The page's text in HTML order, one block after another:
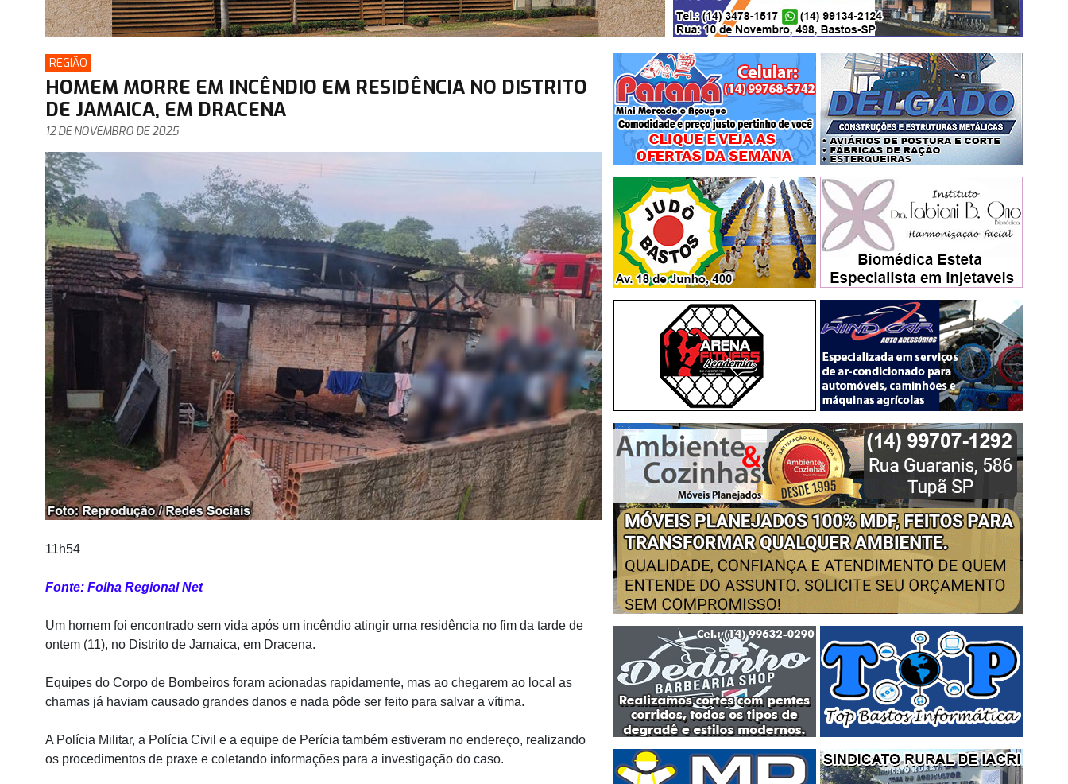
REGIÃO
HOMEM MORRE EM INCÊNDIO EM RESIDÊNCIA NO DISTRITO
DE JAMAICA, EM DRACENA
12 DE NOVEMBRO DE 2025
11h54
Fonte: Folha Regional Net
Um homem foi encontrado sem vida após um incêndio atingir uma residência no fim da tarde de
ontem (11), no Distrito de Jamaica, em Dracena.
Equipes do Corpo de Bombeiros foram acionadas rapidamente, mas ao chegarem ao local as
chamas já haviam causado grandes danos e nada pôde ser feito para salvar a vítima.
A Polícia Militar, a Polícia Civil e a equipe de Perícia também estiveram no endereço, realizando
os procedimentos de praxe e coletando informações para a investigação do caso.